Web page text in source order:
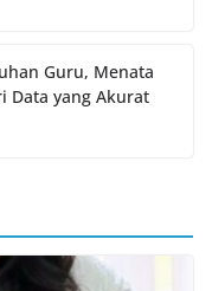
Guru, Menata
Data yang Akurat